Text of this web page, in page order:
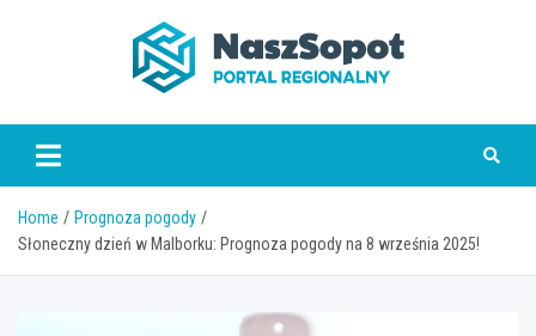
www.naszsopot.pl
Home
Prognoza pogody
Słoneczny dzień w Malborku: Prognoza pogody na 8 września 2025!